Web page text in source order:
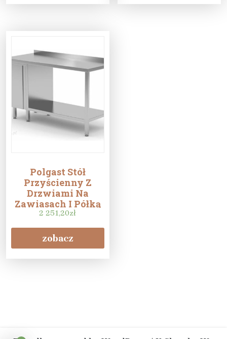
Polgast Stół
Przyścienny Z
Drzwiami Na
Zawiasach I Półką
Szafka Po Lewej
Stronie 1500
700X850Mm
126157L
2 251,20zł
zobacz